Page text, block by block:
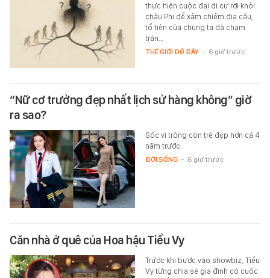
thực hiện cuộc đại di cư rời khỏi
châu Phi để xâm chiếm địa cầu,
tổ tiên của chúng ta đã chạm
trán…
THẾ GIỚI ĐÓ ĐÂY - 6 giờ trước
“Nữ cơ trưởng đẹp nhất lịch sử hàng không” giờ
ra sao?
Sốc vì trông còn trẻ đẹp hơn cả 4
năm trước.
ĐỜI SỐNG - 6 giờ trước
Căn nhà ở quê của Hoa hậu Tiểu Vy
Trước khi bước vào showbiz, Tiểu
Vy từng chia sẻ gia đình có cuộc